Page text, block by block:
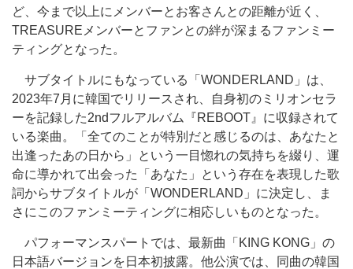
ど、今まで以上にメンバーとお客さんとの距離が近く、
TREASUREメンバーとファンとの絆が深まるファンミー
ティングとなった。
サブタイトルにもなっている「WONDERLAND」は、
2023年7月に韓国でリリースされ、自身初のミリオンセラ
ーを記録した2ndフルアルバム『REBOOT』に収録されて
いる楽曲。「全てのことが特別だと感じるのは、あなたと
出逢ったあの日から」という一目惚れの気持ちを綴り、運
命に導かれて出会った「あなた」という存在を表現した歌
詞からサブタイトルが「WONDERLAND」に決定し、ま
さにこのファンミーティングに相応しいものとなった。
パフォーマンスパートでは、最新曲「KING KONG」の
日本語バージョンを日本初披露。他公演では、同曲の韓国